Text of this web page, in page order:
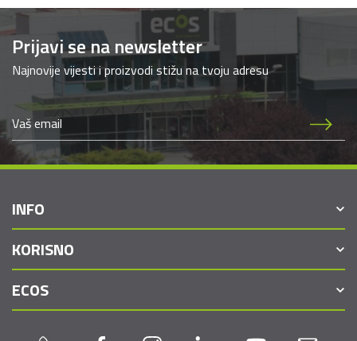
Prijavi se na newsletter
Najnovije vijesti i proizvodi stižu na tvoju adresu
INFO
KORISNO
ECOS